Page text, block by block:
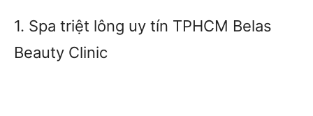
1. Spa triệt lông uy tín TPHCM Belas
Beauty Clinic